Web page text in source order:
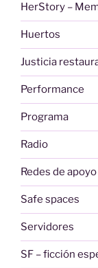
HerStory –
Huertos
Justicia
Performance
Programa
Radio
Redes de
Safe spaces
Servidores
SF – ficción